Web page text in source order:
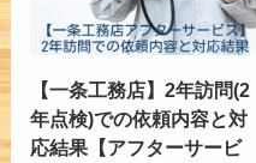
【一条工務店】2年訪問(2
年点検)での依頼内容と対
応結果【アフターサービ